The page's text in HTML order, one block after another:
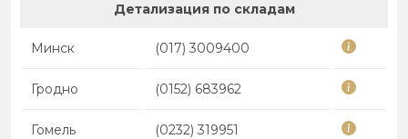
Детализация по складам
Минск (017) 3009400
Гродно (0152) 683962
Гомель (0232) 319951